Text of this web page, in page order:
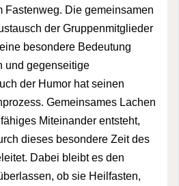
Fastenweg. Die gemeinsamen
der Gruppenmitglieder
besondere Bedeutung
und gegenseitige
der Humor hat seinen
Gemeinsames Lachen
Miteinander entsteht,
dieses besondere Zeit des
Dabei bleibt es den
ob sie Heilfasten,